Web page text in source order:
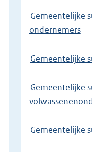
Gemeentelijke
ondernemers
Gemeentelijke
Gemeentelijke
Gemeentelijke